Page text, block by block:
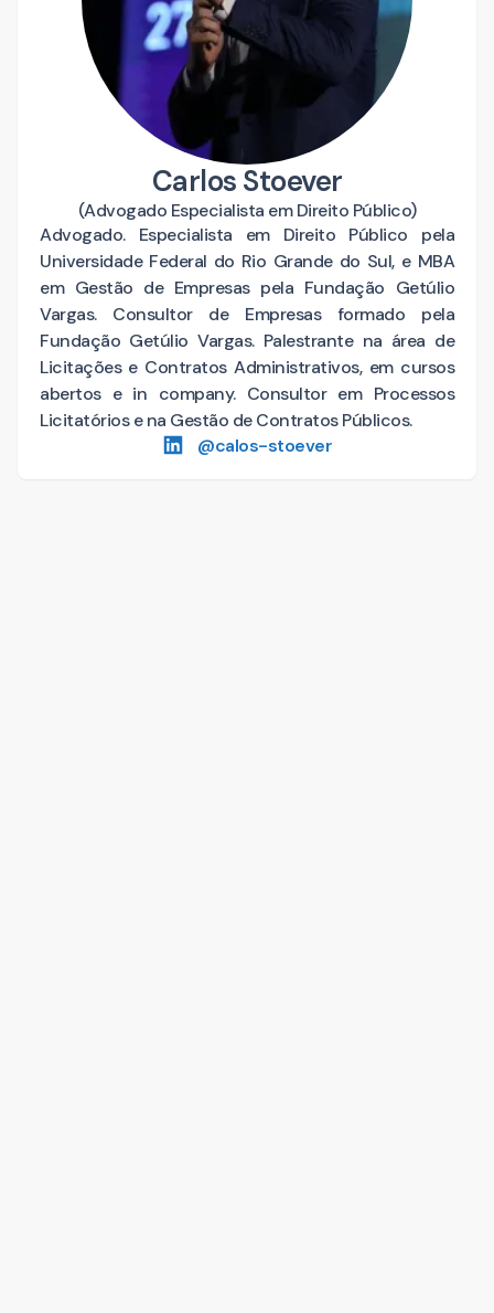
Carlos Stoever
(Advogado Especialista em Direito Público)
Advogado. Especialista em Direito Público pela
Universidade Federal do Rio Grande do Sul, e MBA
em Gestão de Empresas pela Fundação Getúlio
Vargas. Consultor de Empresas formado pela
Fundação Getúlio Vargas. Palestrante na área de
Licitações e Contratos Administrativos, em cursos
abertos e in company. Consultor em Processos
Licitatórios e na Gestão de Contratos Públicos.
@calos-stoever